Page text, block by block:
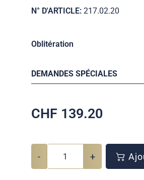
N° D'ARTICLE: 217.02.20
Oblitération
DEMANDES SPÉCIALES
CHF 139.20
- +